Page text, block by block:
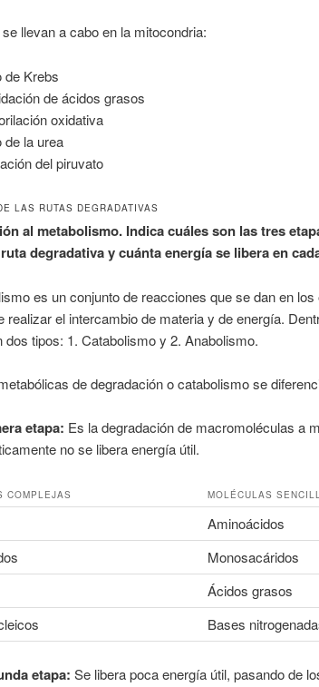
llevan a cabo en la mitocondria:
de Krebs
de ácidos grasos
oxidativa
de la urea
del piruvato
LAS RUTAS DEGRADATIVAS
al metabolismo. Indica cuáles son las tres
degradativa y cuánta energía se libera en
es un conjunto de reacciones que se dan en
realizar el intercambio de materia y de energía.
dos tipos: 1. Catabolismo y 2. Anabolismo.
de degradación o catabolismo se
etapa: Es la degradación de macromoléculas a
no se libera energía útil.
COMPLEJAS MOLÉCULAS
Aminoácidos
Monosacáridos
Ácidos grasos
Bases
etapa: Se libera poca energía útil, pasando de